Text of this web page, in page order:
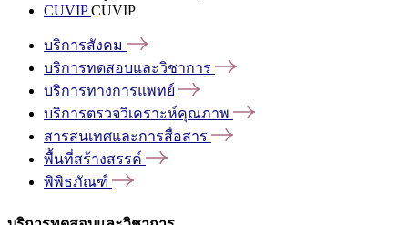
CUVIPCUVIP
บริการสังคม
บริการทดสอบและวิชาการ
บริการทางการแพทย์
บริการตรวจวิเคราะห์คุณภาพ
สารสนเทศและการสื่อสาร
พื้นที่สร้างสรรค์
พิพิธภัณฑ์